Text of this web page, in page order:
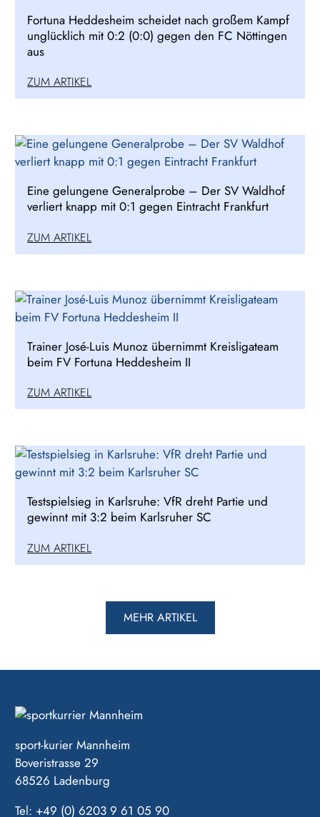
Fortuna Heddesheim scheidet nach großem Kampf
unglücklich mit 0:2 (0:0) gegen den FC Nöttingen
aus
ZUM ARTIKEL
Eine gelungene Generalprobe – Der SV Waldhof
verliert knapp mit 0:1 gegen Eintracht Frankfurt
ZUM ARTIKEL
Trainer José-Luis Munoz übernimmt Kreisligateam
beim FV Fortuna Heddesheim II
ZUM ARTIKEL
Testspielsieg in Karlsruhe: VfR dreht Partie und
gewinnt mit 3:2 beim Karlsruher SC
ZUM ARTIKEL
MEHR ARTIKEL
sport-kurier Mannheim
Boveristrasse 29
68526 Ladenburg
Tel: +49 (0) 6203 9 61 05 90